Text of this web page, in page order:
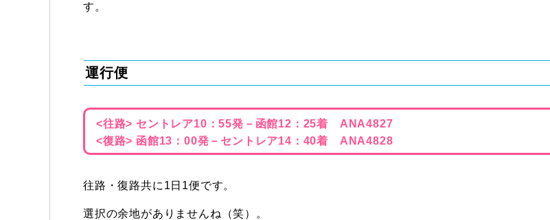
す。
運行便
<往路> セントレア10：55発－函館12：25着 ANA4827
<復路> 函館13：00発－セントレア14：40着 ANA4828
往路・復路共に1日1便です。
選択の余地がありませんね（笑）。